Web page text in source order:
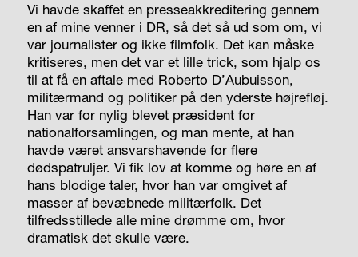
Vi havde skaffet en presseakkreditering gennem
en af mine venner i DR, så det så ud som om, vi
var journalister og ikke filmfolk. Det kan måske
kritiseres, men det var et lille trick, som hjalp os
til at få en aftale med Roberto D’Aubuisson,
militærmand og politiker på den yderste højrefløj.
Han var for nylig blevet præsident for
nationalforsamlingen, og man mente, at han
havde været ansvarshavende for flere
dødspatruljer. Vi fik lov at komme og høre en af
hans blodige taler, hvor han var omgivet af
masser af bevæbnede militærfolk. Det
tilfredsstillede alle mine drømme om, hvor
dramatisk det skulle være.